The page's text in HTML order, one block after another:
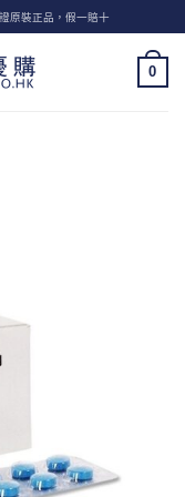
原裝正品，假一賠十
0